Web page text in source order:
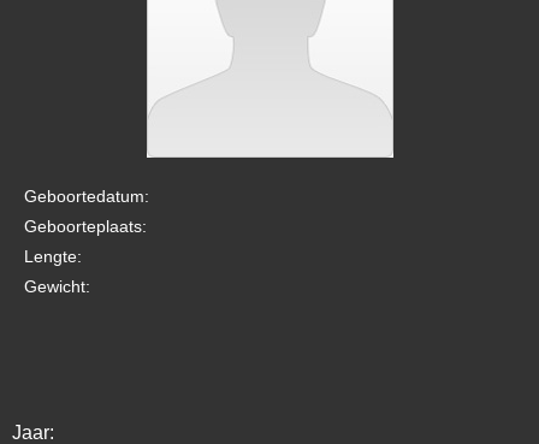
Geboortedatum:
Geboorteplaats:
Lengte:
Gewicht:
Jaar: